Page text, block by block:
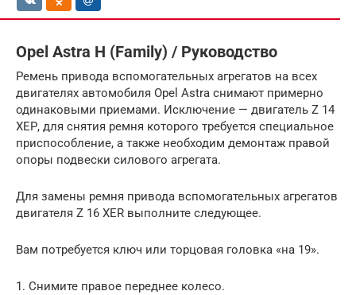
Opel Astra H (Family) / Руководство
Ремень привода вспомогательных агрегатов на всех
двигателях автомобиля Opel Astra снимают примерно
одинаковыми приемами. Исключение — двигатель Z 14
ХЕР, для снятия ремня которого требуется специальное
приспособление, а также необходим демонтаж правой
опоры подвески силового агрегата.
Для замены ремня привода вспомогательных агрегатов
двигателя Z 16 XER выполните следующее.
Вам потребуется ключ или торцовая головка «на 19».
1. Снимите правое переднее колесо.